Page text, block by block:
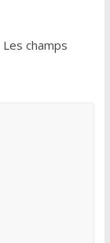
Les champs